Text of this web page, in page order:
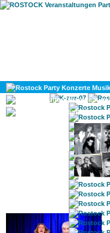
ROSTOCK TAGESTIPP